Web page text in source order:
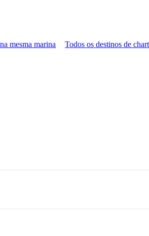
mesma marina Todos os destinos de